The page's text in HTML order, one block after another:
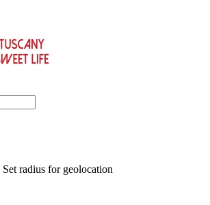
Set radius for geolocation